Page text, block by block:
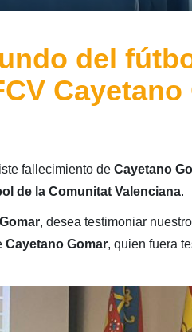
del
Cayetano
fallecimiento de Cayetano
de la Comunitat Valenciana.
, desea testimoniar
Cayetano Gomar, quien fuera